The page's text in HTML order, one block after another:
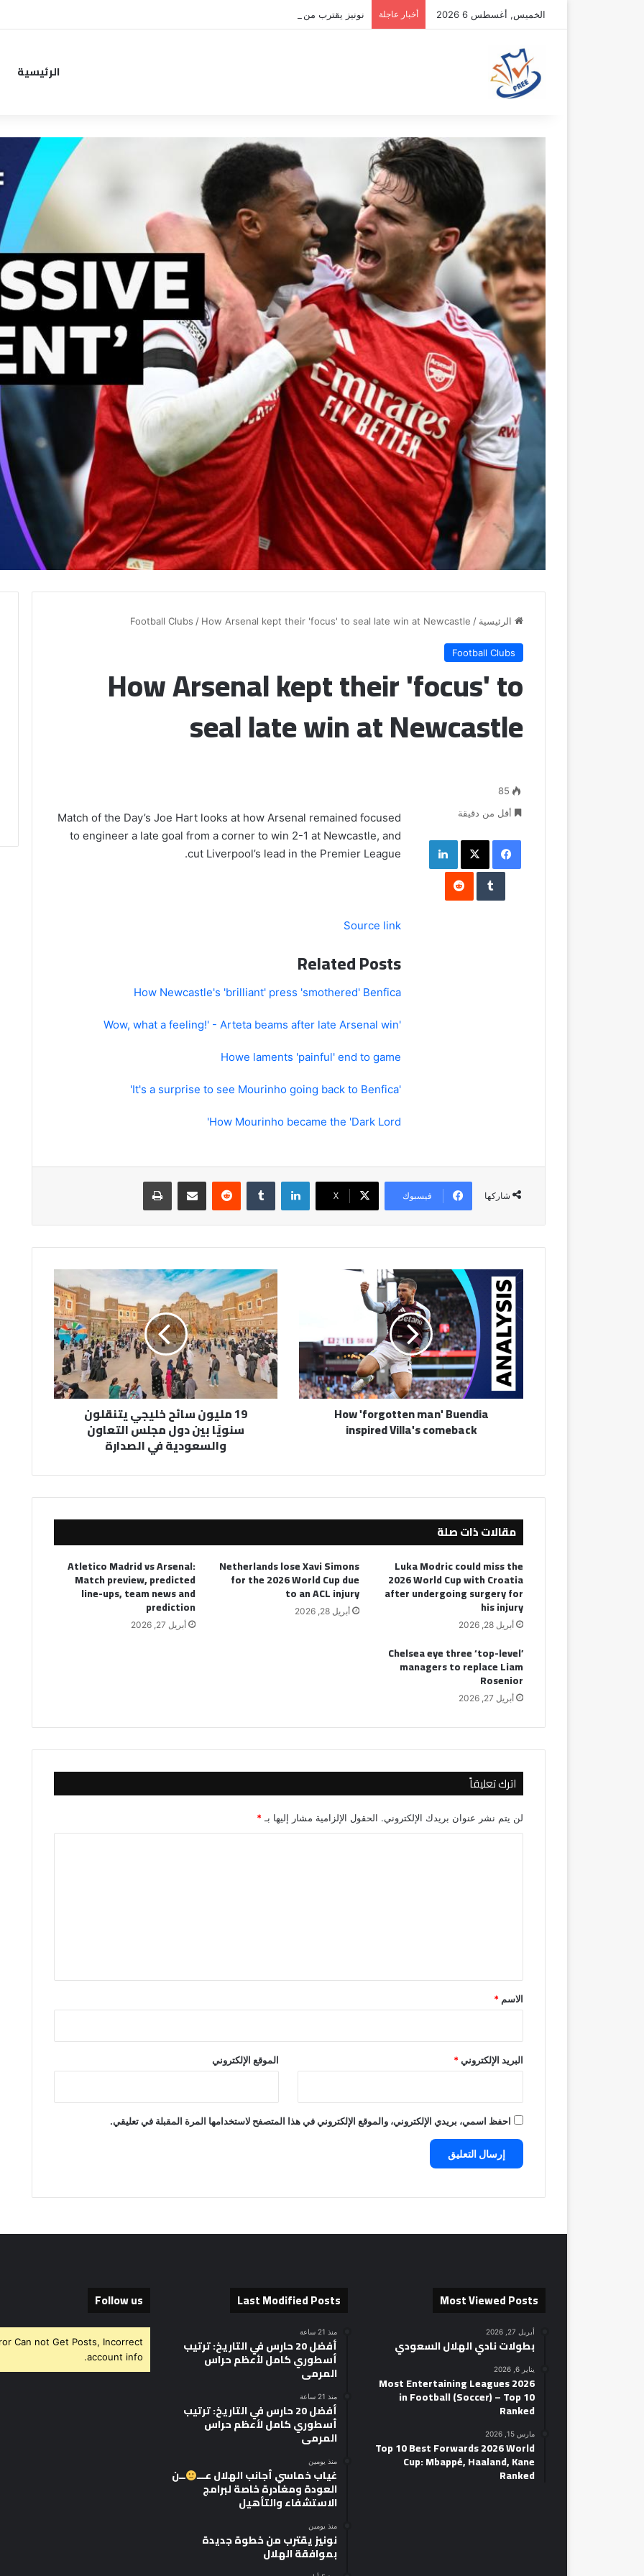
الخميس, أغسطس 6 2026 أخبار عاجلة نونيز يقترب من خطوة جديدة بموافقة الهلال
الرئيسية
الرئيسية /
Football Clubs / How Arsenal kept their 'focus' to seal late win at Newcastle
Football Clubs
How Arsenal kept their 'focus' to
seal late win at Newcastle
Match of the Day’s Joe Hart looks at how Arsenal remained focused
to engineer a late goal from a corner to win 2-1 at Newcastle, and
cut Liverpool’s lead in the Premier League.
Source link
Related Posts
How Newcastle's 'brilliant' press 'smothered' Benfica
'Wow, what a feeling!' - Arteta beams after late Arsenal win
Howe laments 'painful' end to game
'It's a surprise to see Mourinho going back to Benfica'
How Mourinho became the 'Dark Lord'
85
أقل من دقيقة
فيسبوك‫X لينكدإن
‏Tumblr
‏Reddit
شاركها فيسبوك ‫X
لينكدإن مشاركة عبر البريد طباعة
How
'forgotten
man'
Buendia
inspired
Villa's
comeback
How 'forgotten man' Buendia
inspired Villa's comeback
19
مليون
سائح
خليجي
يتنقلون
سنويًا
بين
دول
مجلس
والسعودية
19 مليون سائح خليجي يتنقلون
سنويًا بين دول مجلس التعاون
والسعودية في الصدارة
مقالات ذات صلة
Luka Modric could miss the
2026 World Cup with Croatia
after undergoing surgery for
his injury
أبريل 28, 2026
Netherlands lose Xavi Simons
for the 2026 World Cup due
to an ACL injury
أبريل 28, 2026
Atletico Madrid vs Arsenal:
Match preview, predicted
line-ups, team news and
prediction
أبريل 27, 2026
Chelsea eye three ‘top-level’
managers to replace Liam
Rosenior
أبريل 27, 2026
اترك تعليقاً
لن يتم نشر عنوان بريدك الإلكتروني. الحقول الإلزامية مشار إليها بـ*
*
الاسم *
البريد الإلكتروني* الموقع الإلكتروني
احفظ اسمي، بريدي الإلكتروني، والموقع الإلكتروني في هذا المتصفح لاستخدامها المرة المقبلة في تعليقي.
Most Viewed Posts
أبريل 27, 2026
بطولات نادي الهلال السعودي
يناير 6, 2026
2026 Most Entertaining Leagues
in Football (Soccer) – Top 10
Ranked
مارس 15, 2026
Top 10 Best Forwards 2026 World
Cup: Mbappé, Haaland, Kane
Ranked
Last Modified Posts
منذ 21 ساعة
أفضل 20 حارس في التاريخ: ترتيب
أسطوري كامل لأعظم حراس
المرمى
منذ 21 ساعة
أفضل 20 حارس في التاريخ: ترتيب
أسطوري كامل لأعظم حراس
المرمى
منذ يومين
غياب خماسي أجانب الهلال عـــ ــن
العودة ومغادرة خاصة لبرامج
الاستشفاء والتأهيل
منذ يومين
نونيز يقترب من خطوة جديدة
بموافقة الهلال
Follow us
Can not Get Posts, Incorrect
account info.